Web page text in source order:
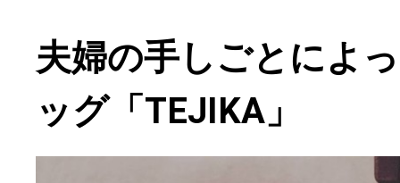
夫婦の手しごとによ
ッグ「TEJIKA」